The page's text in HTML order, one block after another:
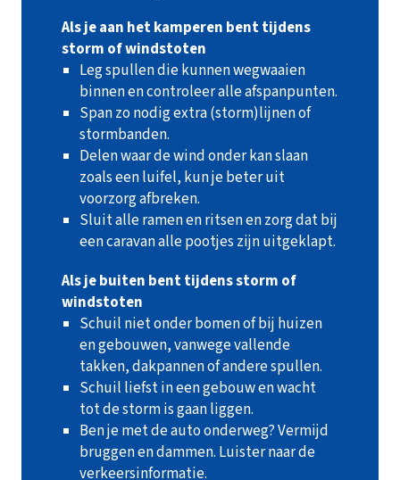
Als je aan het kamperen bent tijdens
storm of windstoten
Leg spullen die kunnen wegwaaien
binnen en controleer alle afspanpunten.
Span zo nodig extra (storm)lijnen of
stormbanden.
Delen waar de wind onder kan slaan
zoals een luifel, kun je beter uit
voorzorg afbreken.
Sluit alle ramen en ritsen en zorg dat bij
een caravan alle pootjes zijn uitgeklapt.
Als je buiten bent tijdens storm of
windstoten
Schuil niet onder bomen of bij huizen
en gebouwen, vanwege vallende
takken, dakpannen of andere spullen.
Schuil liefst in een gebouw en wacht
tot de storm is gaan liggen.
Ben je met de auto onderweg? Vermijd
bruggen en dammen. Luister naar de
verkeersinformatie.